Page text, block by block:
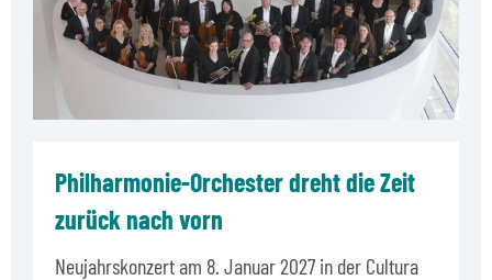
Philharmonie-Orchester dreht die Zeit
zurück nach vorn
Neujahrskonzert am 8. Januar 2027 in der Cultura